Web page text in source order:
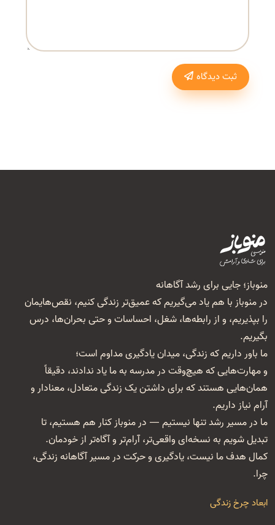
ثبت دیدگاه
منوباز؛ جایی برای رشد آگاهانه
در منوباز با هم یاد می‌گیریم که عمیق‌تر زندگی کنیم، نقص‌هایمان
را بپذیریم، و از رابطه‌ها، شغل‌، احساسات و حتی بحران‌ها، درس
بگیریم.
ما باور داریم که زندگی، میدان یادگیری مداوم است؛
و مهارت‌هایی که هیچ‌وقت در مدرسه به ما یاد ندادند، دقیقاً
همان‌هایی هستند که برای داشتن یک زندگی متعادل، معنا‌دار و
آرام نیاز داریم.
ما در مسیر رشد تنها نیستیم — در منوباز کنار هم هستیم، تا
تبدیل شویم به نسخه‌ای واقعی‌تر، آرام‌تر و آگاه‌تر از خودمان.
کمال هدف ما نیست، یادگیری و حرکت در مسیر آگاهانه زندگی،
چرا.
ابعاد چرخ زندگی